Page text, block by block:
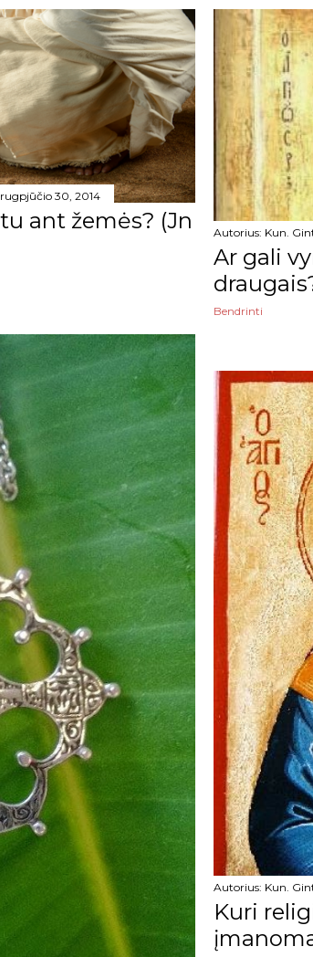
rugpjūčio 30, 2014
ant žemės? (Jn
Autorius: Kun.
Ar gali
Bendrinti
Autorius: Kun.
Kuri